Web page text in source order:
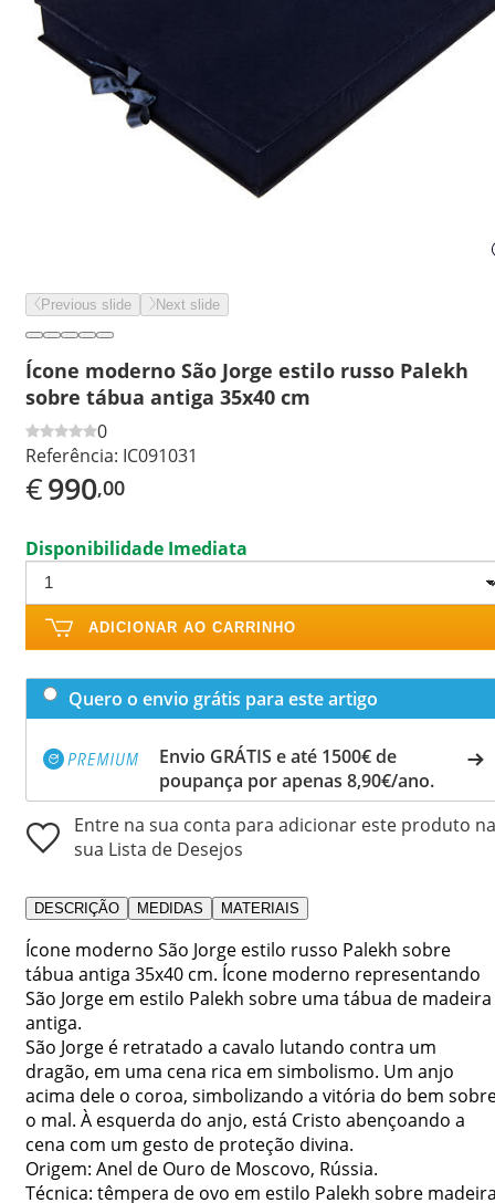
Previous slide Next slide
Ícone moderno São Jorge estilo russo Palekh
sobre tábua antiga 35x40 cm
0
Referência: IC091031
€990,00
Disponibilidade Imediata
ADICIONAR AO CARRINHO
Quero o envio grátis para este artigo
Envio GRÁTIS e até 1500€ de
poupança por apenas 8,90€/ano.
Entre na sua conta para adicionar este produto na
sua Lista de Desejos
DESCRIÇÃO MEDIDAS MATERIAIS
Ícone moderno São Jorge estilo russo Palekh sobre
tábua antiga 35x40 cm. Ícone moderno representando
São Jorge em estilo Palekh sobre uma tábua de madeira
antiga.
São Jorge é retratado a cavalo lutando contra um
dragão, em uma cena rica em simbolismo. Um anjo
acima dele o coroa, simbolizando a vitória do bem
o mal. À esquerda do anjo, está Cristo abençoando a
cena com um gesto de proteção divina.
Origem: Anel de Ouro de Moscovo, Rússia.
Técnica: têmpera de ovo em estilo Palekh sobre